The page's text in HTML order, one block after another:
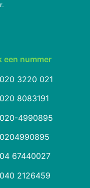
een nummer
3220 021
8083191
4990895
67440027
2126459